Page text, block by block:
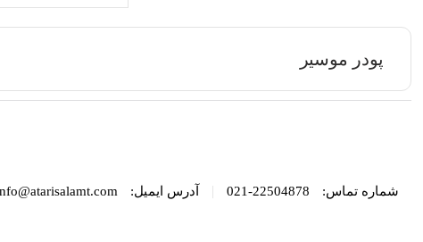
پودر موسیر
شماره تماس: 22504878-021
| آدرس ایمیل: